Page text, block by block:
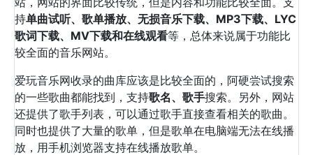
持单曲试听、歌单播放、无损音乐下载、MP3下载、LYC
歌词下载、MV下载和在线观看等，总体来说属于功能比
较全面的音乐网站。
爱玩音乐网收录的曲库应该是比较全面的，阿硬尝试搜索
的一些歌曲都能找到，支持歌名、歌手搜索。另外，网站
还提供了歌手列表，可以通过歌手直接查看相关的歌曲。
同时也提供了大量的歌单，但是歌单在电脑端无法在线播
放，用手机浏览器支持在线播放歌单。